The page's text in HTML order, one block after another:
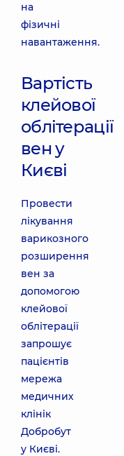
на
фізичні
навантаження.
Вартість
клейової
облітерації
вен у
Києві
Провести
лікування
варикозного
розширення
вен за
допомогою
клейової
облітерації
запрошує
пацієнтів
мережа
медичних
клінік
Добробут
у Києві.